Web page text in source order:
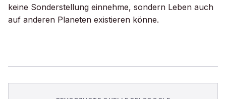
keine Sonderstellung einnehme, sondern Leben auch
auf anderen Planeten existieren könne.